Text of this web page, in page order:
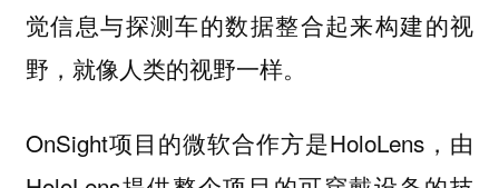
觉信息与探测车的数据整合起来构建的视
野，就像人类的视野一样。
OnSight项目的微软合作方是HoloLens，由